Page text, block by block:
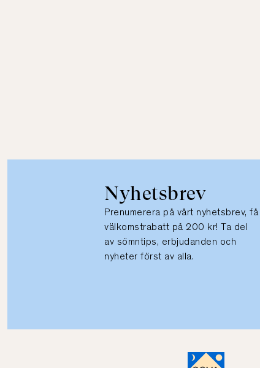
Nyhetsbrev
Prenumerera på vårt nyhetsbrev, få
välkomstrabatt på 200 kr! Ta del
av sömntips, erbjudanden och
nyheter först av alla.